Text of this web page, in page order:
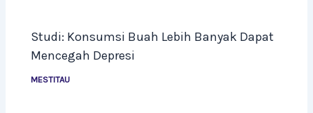
Studi: Konsumsi Buah Lebih Banyak Dapat
Mencegah Depresi
MESTITAU